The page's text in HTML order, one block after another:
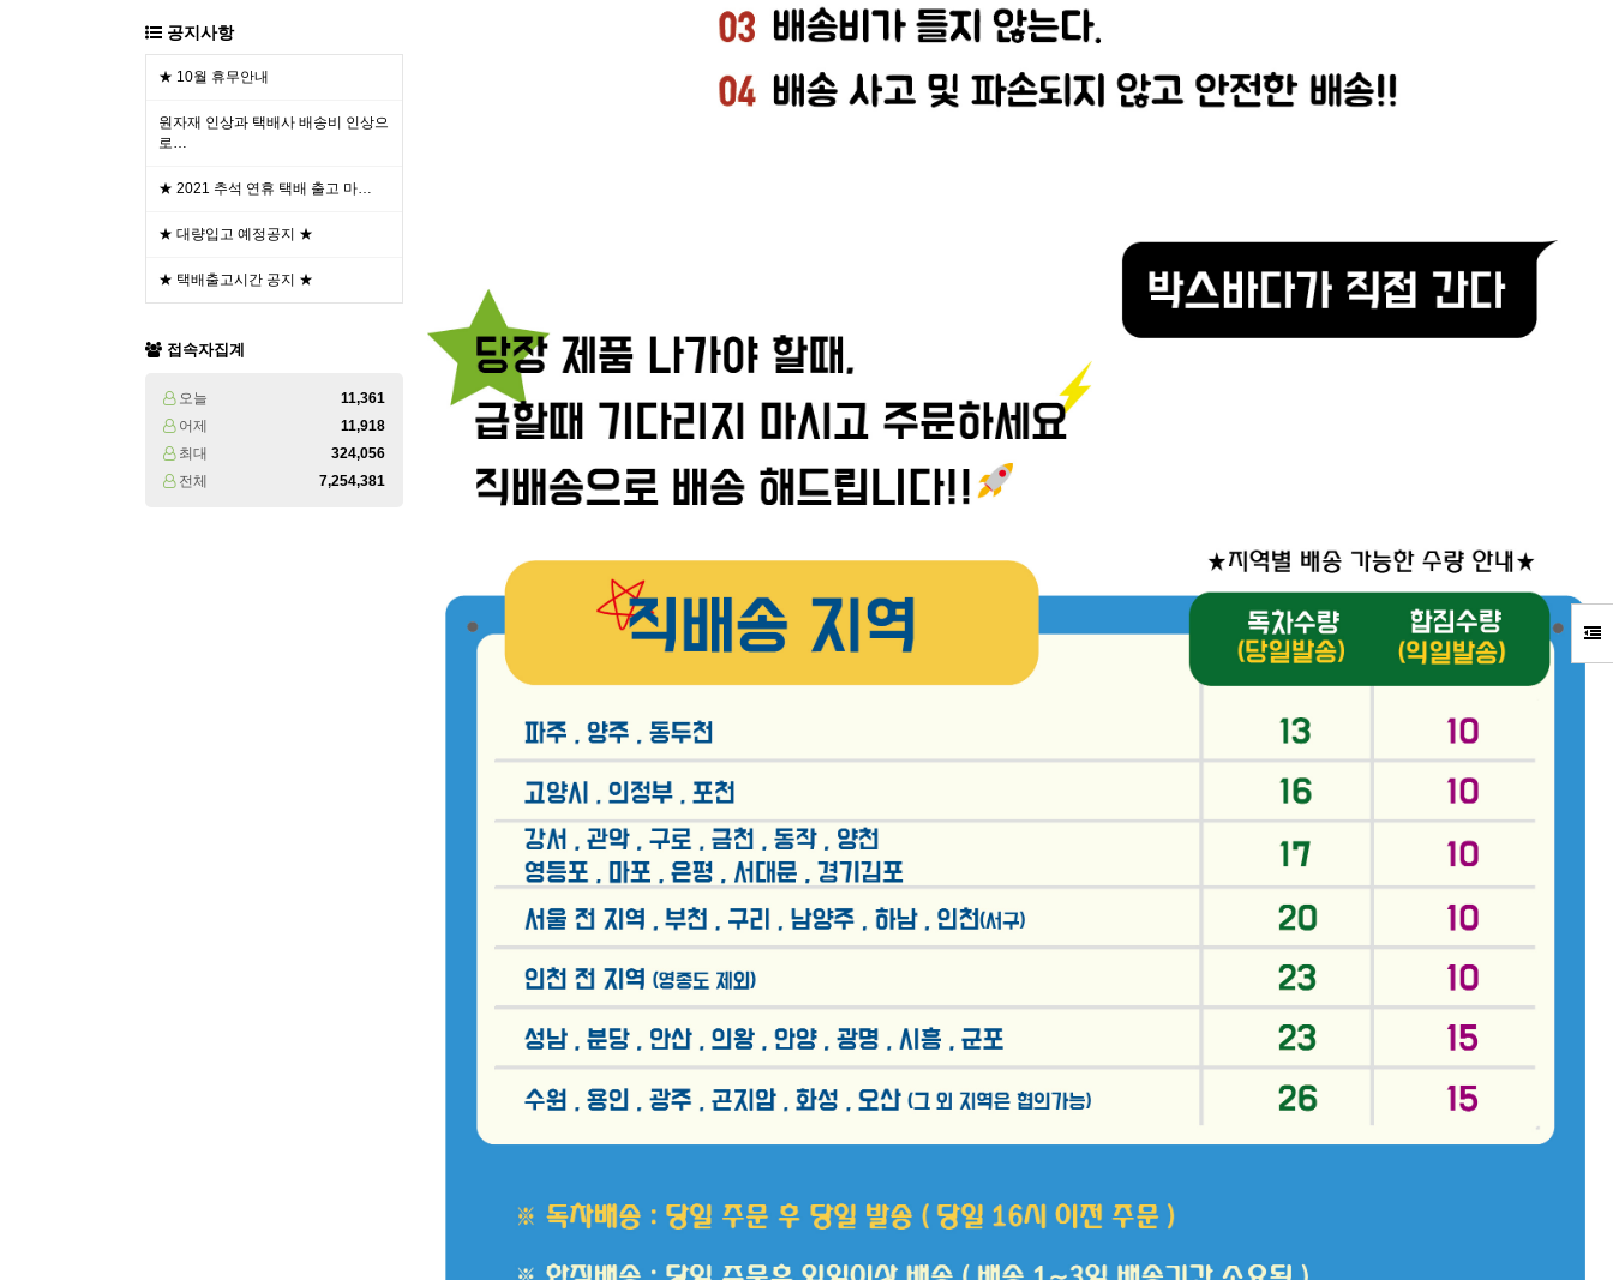
공지사항
★ 10월 휴무안내
원자재 인상과 택배사 배송비 인상으
로…
★ 2021 추석 연휴 택배 출고 마…
★ 대량입고 예정공지 ★
★ 택배출고시간 공지 ★
접속자집계
오늘
11,361
어제
11,918
최대
324,056
전체
7,254,381